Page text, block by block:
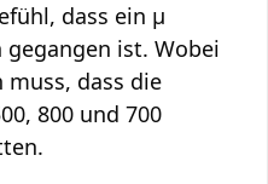
dass ein µ
gegangen ist. Wobei
muss, dass die
800 und 700